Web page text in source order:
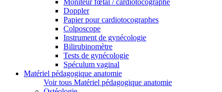
Moniteur fœtal / cardiotocographe
Doppler
Papier pour cardiotocographes
Colposcope
Instrument de gynécologie
Bilirubinomètre
Tests de gynécologie
Spéculum vaginal
Matériel pédagogique anatomie
Voir tous Matériel pédagogique anatomie